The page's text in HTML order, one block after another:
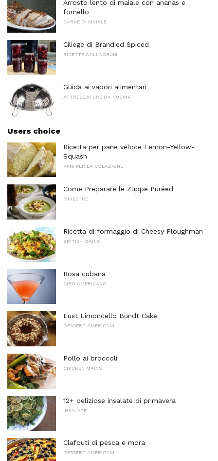
Arrosto lento di maiale con ananas e
fornello
CARNE DI MAIALE
Ciliege di Brandied Spiced
RICETTE AGLI AGRUMI
Guida ai vapori alimentari
ATTREZZATURE DA CUCINA
Users choice
Ricetta per pane veloce Lemon-Yellow-
Squash
PANI PER LA COLAZIONE
Come Preparare le Zuppe Puréed
MINESTRE
Ricetta di formaggio di Cheesy Ploughman
BRITISH MAINS
Rosa cubana
CIBO AMERICANO
Lust Limoncello Bundt Cake
DESSERT AMERICANI
Pollo ai broccoli
CHICKEN MAINS
12+ deliziose insalate di primavera
INSALATE
Clafouti di pesca e mora
DESSERT AMERICANI